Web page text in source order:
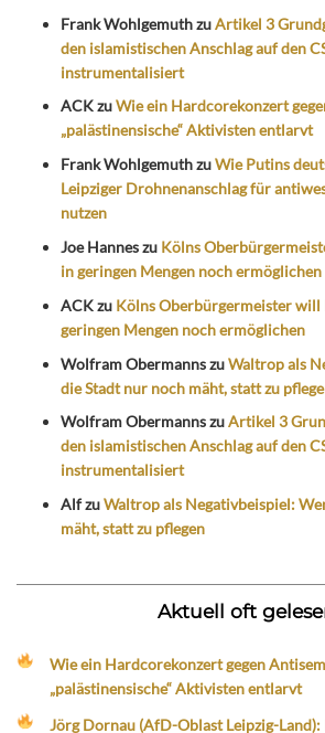
Frank WohlgemuthzuArtikel 3
den islamistischen Anschlag auf den
instrumentalisiert
ACKzuWie ein Hardcorekonzert
„palästinensische“ Aktivisten entlarvt
Frank WohlgemuthzuWie Putins
Leipziger Drohnenanschlag für
nutzen
Joe Hanneszu Kölns
in geringen Mengen noch ermöglichen
ACKzu Kölns Oberbürgermeister will
geringen Mengen noch ermöglichen
Wolfram ObermannszuWaltrop als
die Stadt nur noch mäht, statt zu
Wolfram ObermannszuArtikel 3
den islamistischen Anschlag auf den
instrumentalisiert
AlfzuWaltrop als Negativbeispiel:
mäht, statt zu pflegen
Aktuell oft
Wie ein Hardcorekonzert gegen
„palästinensische“ Aktivisten entlarvt
Jörg Dornau (AfD-Oblast Leipzig-